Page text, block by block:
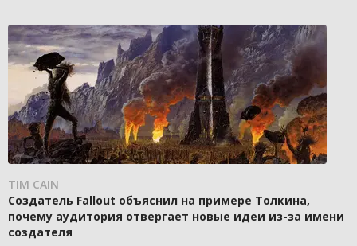
TIM CAIN
Создатель Fallout объяснил на примере Толкина,
почему аудитория отвергает новые идеи из-за имени
создателя